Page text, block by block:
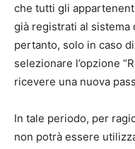
che tutti gli
già registrati al sistema
pertanto, solo in caso
selezionare l’opzione
ricevere una nuova
In tale periodo, per
non potrà essere